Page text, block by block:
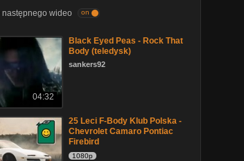
wideo on
04:32
Black Eyed Peas - Rock That
Body (teledysk)
sankers92
25 Leci F-Body Klub Polska -
Chevrolet Camaro Pontiac
Firebird
1080p